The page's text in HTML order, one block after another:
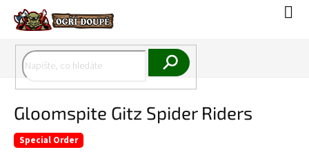
obsah
Gloomspite Gitz Spider Riders
Special Order